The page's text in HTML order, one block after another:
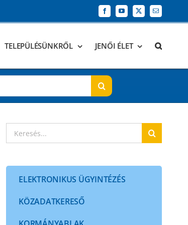
FacebookYouTube
X Email:
TELEPÜLÉSÜNKRŐL JENŐI ÉLET
Keresés...
ELEKTRONIKUS ÜGYINTÉZÉS
KÖZADATKERESŐ